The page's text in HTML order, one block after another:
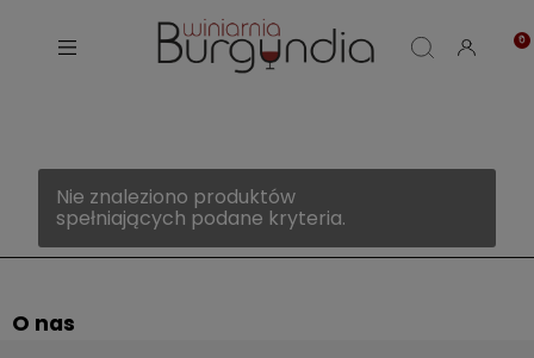
Nie znaleziono produktów
spełniających podane kryteria.
O nas